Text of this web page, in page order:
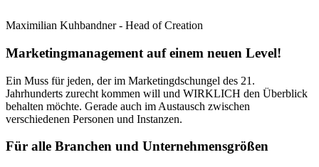
Maximilian Kuhbandner - Head of Creation
Marketingmanagement auf einem neuen Level!
Ein Muss für jeden, der im Marketingdschungel des 21.
Jahrhunderts zurecht kommen will und WIRKLICH den Überblick
behalten möchte. Gerade auch im Austausch zwischen
verschiedenen Personen und Instanzen.
Für alle Branchen und Unternehmensgrößen